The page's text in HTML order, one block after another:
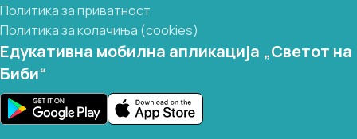
Политика за приватност
Политика за колачиња (cookies)
Едукативна мобилна апликација „Светот на
Биби“